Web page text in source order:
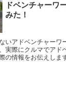
ドベンチャーワ
みた！
いアドベンチャーワ
実際にクルマでアド
の情報をお伝えしま